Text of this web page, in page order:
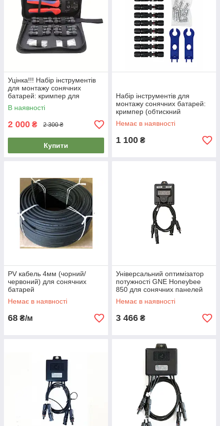
Уцінка!!! Набір інструментів
для монтажу сонячних
батарей: кримпер для
конекторів MC4 + набір
конекторів та ключів у чохлі
В наявності
2 000 ₴ 2 300 ₴
Купити
Набір інструментів для
монтажу сонячних батарей:
кримпер (обтискний
інструмент) для конекторів
MC4 + набір конекторів та
Немає в наявності
1 100 ₴
PV кабель 4мм (чорний/
червоний) для сонячних
батарей
Немає в наявності
68 ₴/м
Універсальний оптимізатор
потужності GNE Honeybee
850 для сонячних панелей
(MC4)
Немає в наявності
3 466 ₴